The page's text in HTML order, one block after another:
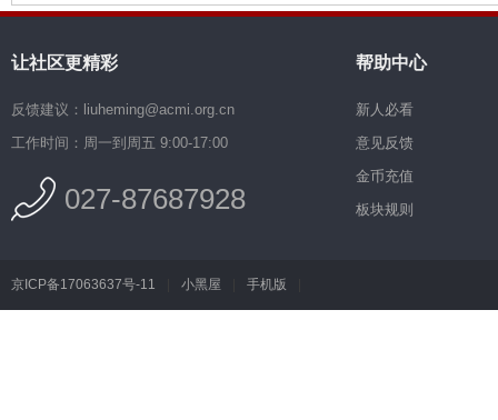
让社区更精彩
反馈建议：liuheming@acmi.org.cn
工作时间：周一到周五 9:00-17:00
027-87687928
帮助中心
新人必看
意见反馈
金币充值
板块规则
京ICP备17063637号-11 小黑屋 手机版